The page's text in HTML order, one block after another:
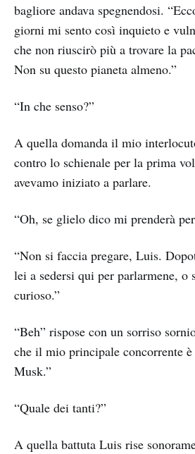
bagliore andava spegnendosi.
giorni mi sento così inquieto e
che non riuscirò più a trovare la
Non su questo pianeta almeno.”
“In che senso?”
A quella domanda il mio
contro lo schienale per la prima
avevamo iniziato a parlare.
“Oh, se glielo dico mi prenderà
“Non si faccia pregare, Luis.
lei a sedersi qui per parlarmene,
curioso.”
“Beh” rispose con un sorriso
che il mio principale concorrente
Musk.”
“Quale dei tanti?”
A quella battuta Luis rise